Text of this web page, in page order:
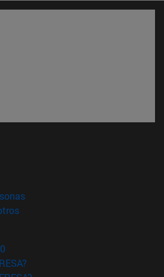
nueva ventana)
(abre en nueva ventana)
(abre en nueva ventana)